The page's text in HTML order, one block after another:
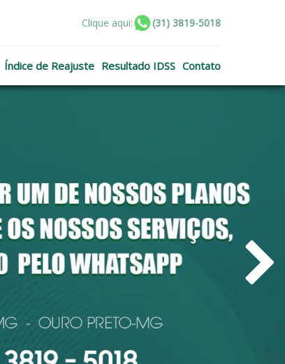
Clique aqui: (31) 3819-5018
Índice de Reajuste Resultado IDSS Contato